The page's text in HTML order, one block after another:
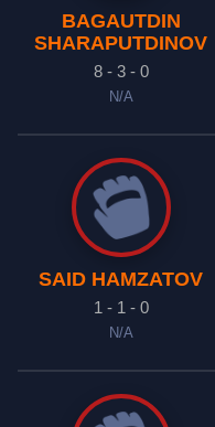
BAGAUTDIN
SHARAPUTDINOV
8 - 3 - 0
N/A
SAID HAMZATOV
1 - 1 - 0
N/A